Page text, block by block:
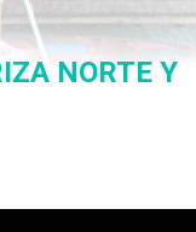
NORTE Y